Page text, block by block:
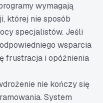
wymagają
której nie sposób
specjalistów. Jeśli
wsparcia
frustracja i opóźnienia
nie kończy się
System